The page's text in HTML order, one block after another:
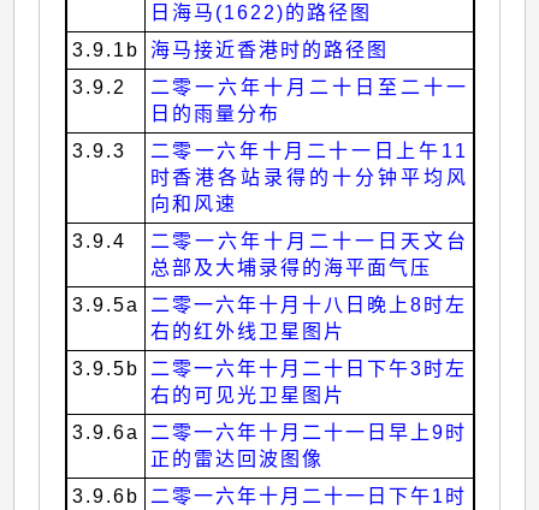
日海马(1622)的路径图
3.9.1b
海马接近香港时的路径图
3.9.2
二零一六年十月二十日至二十一
日的雨量分布
3.9.3
二零一六年十月二十一日上午11
时香港各站录得的十分钟平均风
向和风速
3.9.4
二零一六年十月二十一日天文台
总部及大埔录得的海平面气压
3.9.5a
二零一六年十月十八日晚上8时左
右的红外线卫星图片
3.9.5b
二零一六年十月二十日下午3时左
右的可见光卫星图片
3.9.6a
二零一六年十月二十一日早上9时
正的雷达回波图像
3.9.6b
二零一六年十月二十一日下午1时